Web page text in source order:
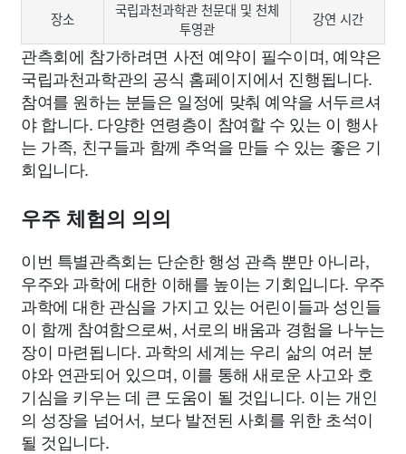
장소
국립과천과학관 천문대 및 천체
투영관
강연 시간
관측회에 참가하려면 사전 예약이 필수이며, 예약은
국립과천과학관의 공식 홈페이지에서 진행됩니다.
참여를 원하는 분들은 일정에 맞춰 예약을 서두르셔
야 합니다. 다양한 연령층이 참여할 수 있는 이 행사
는 가족, 친구들과 함께 추억을 만들 수 있는 좋은 기
회입니다.
우주 체험의 의의
이번 특별관측회는 단순한 행성 관측 뿐만 아니라,
우주와 과학에 대한 이해를 높이는 기회입니다. 우주
과학에 대한 관심을 가지고 있는 어린이들과 성인들
이 함께 참여함으로써, 서로의 배움과 경험을 나누는
장이 마련됩니다. 과학의 세계는 우리 삶의 여러 분
야와 연관되어 있으며, 이를 통해 새로운 사고와 호
기심을 키우는 데 큰 도움이 될 것입니다. 이는 개인
의 성장을 넘어서, 보다 발전된 사회를 위한 초석이
될 것입니다.